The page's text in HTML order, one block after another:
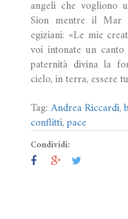
angeli che
Sion mentre il Mar
egiziani: «Le mie
voi intonate un
paternità divina la
cielo, in terra, essere
Tag:Andrea Riccardi,
conflitti,pace
Condividi: